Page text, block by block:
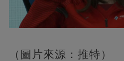
（圖片來源：推特）